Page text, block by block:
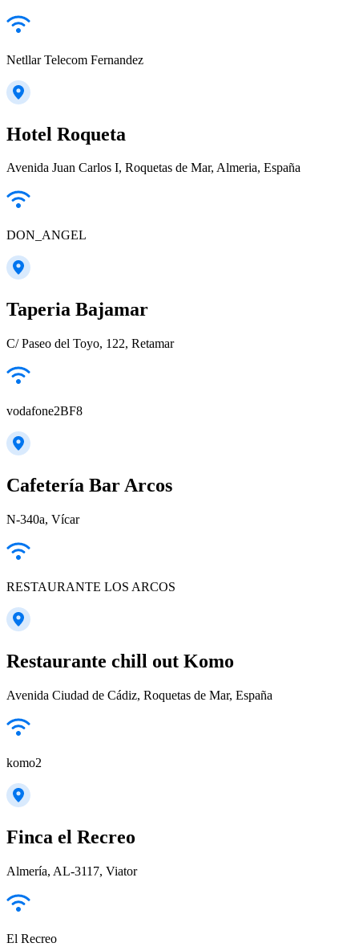
Netllar Telecom Fernandez
Hotel Roqueta
Avenida Juan Carlos I, Roquetas de Mar, Almeria, España
DON_ANGEL
Taperia Bajamar
C/ Paseo del Toyo, 122, Retamar
vodafone2BF8
Cafetería Bar Arcos
N-340a, Vícar
RESTAURANTE LOS ARCOS
Restaurante chill out Komo
Avenida Ciudad de Cádiz, Roquetas de Mar, España
komo2
Finca el Recreo
Almería, AL-3117, Viator
El Recreo